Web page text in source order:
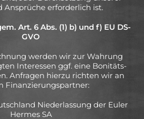
Ansprüche erforderlich ist.
Art. 6 Abs. (1) b) und f) EU DS-
GVO
werden wir zur Wahrung
Interessen ggf. eine Bonitäts-
Anfragen hierzu richten wir an
Finanzierungspartner:
Niederlassung der Euler
Hermes SA